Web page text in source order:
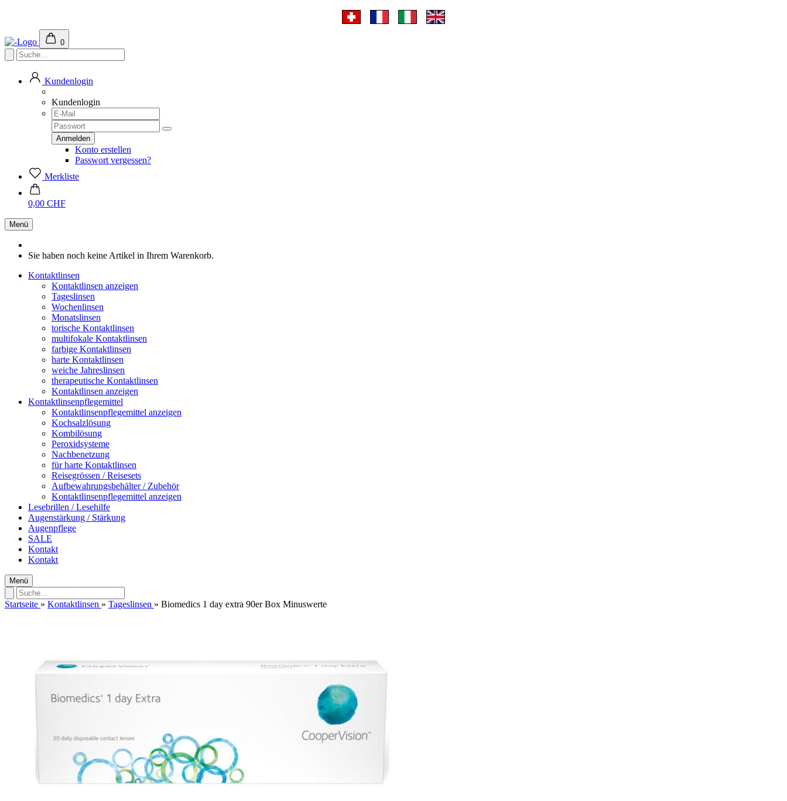
0
Kundenlogin
Kundenlogin
Konto erstellen
Passwort vergessen?
Merkliste
0,00 CHF
Menü
Sie haben noch keine Artikel in Ihrem Warenkorb.
Kontaktlinsen
Kontaktlinsen anzeigen
Tageslinsen
Wochenlinsen
Monatslinsen
torische Kontaktlinsen
multifokale Kontaktlinsen
farbige Kontaktlinsen
harte Kontaktlinsen
weiche Jahreslinsen
therapeutische Kontaktlinsen
Kontaktlinsen anzeigen
Kontaktlinsenpflegemittel
Kontaktlinsenpflegemittel anzeigen
Kochsalzlösung
Kombilösung
Peroxidsysteme
Nachbenetzung
für harte Kontaktlinsen
Reisegrössen / Reisesets
Aufbewahrungsbehälter / Zubehör
Kontaktlinsenpflegemittel anzeigen
Lesebrillen / Lesehilfe
Augenstärkung / Stärkung
Augenpflege
SALE
Kontakt
Kontakt
Menü
Startseite » Kontaktlinsen » Tageslinsen » Biomedics 1 day extra 90er Box Minuswerte